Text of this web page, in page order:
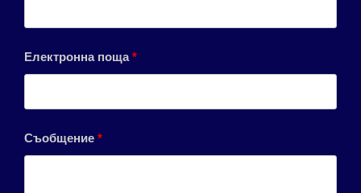
Електронна поща*
Съобщение *